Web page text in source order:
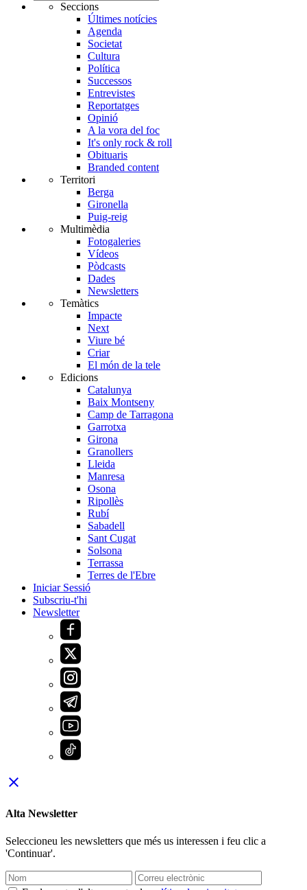
Seccions
Últimes notícies
Agenda
Societat
Cultura
Política
Successos
Entrevistes
Reportatges
Opinió
A la vora del foc
It's only rock & roll
Obituaris
Branded content
Territori
Berga
Gironella
Puig-reig
Multimèdia
Fotogaleries
Vídeos
Pòdcasts
Dades
Newsletters
Temàtics
Impacte
Next
Viure bé
Criar
El món de la tele
Edicions
Catalunya
Baix Montseny
Camp de Tarragona
Garrotxa
Girona
Granollers
Lleida
Manresa
Osona
Ripollès
Rubí
Sabadell
Sant Cugat
Solsona
Terrassa
Terres de l'Ebre
Iniciar Sessió
Subscriu-t'hi
Newsletter
close
Alta Newsletter
Seleccioneu les newsletters que més us interessen i feu clic a
'Continuar'.